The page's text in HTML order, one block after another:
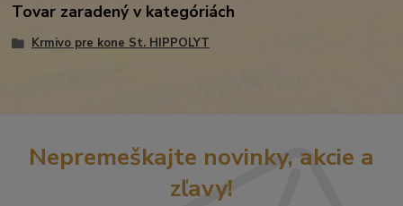
Tovar zaradený v kategóriách
Krmivo pre kone St. HIPPOLYT
Nepremeškajte novinky, akcie a
zľavy!